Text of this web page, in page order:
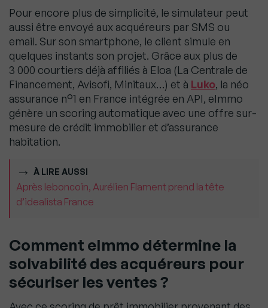
Pour encore plus de simplicité, le simulateur peut
aussi être envoyé aux acquéreurs par SMS ou
email. Sur son smartphone, le client simule en
quelques instants son projet. Grâce aux plus de
3 000 courtiers déjà affiliés à Eloa (La Centrale de
Financement, Avisofi, Minitaux…) et à Luko, la néo
assurance n°1 en France intégrée en API, eImmo
génère un scoring automatique avec une offre sur-
mesure de crédit immobilier et d’assurance
habitation.
À LIRE AUSSI
Après leboncoin, Aurélien Flament prend la tête
d’idealista France
Comment eImmo détermine la
solvabilité des acquéreurs pour
sécuriser les ventes ?